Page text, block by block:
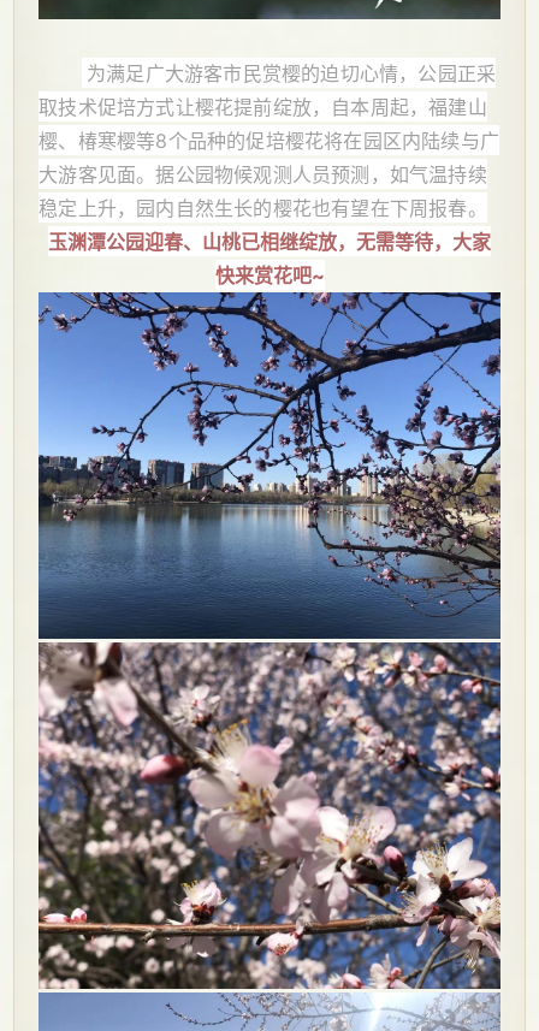
为满足广大游客市民赏樱的迫切心情，公园正采
取技术促培方式让樱花提前绽放，自本周起，福建山
樱、椿寒樱等8个品种的促培樱花将在园区内陆续与广
大游客见面。据公园物候观测人员预测，如气温持续
稳定上升，园内自然生长的樱花也有望在下周报春。
玉渊潭公园迎春、山桃已相继绽放，无需等待，大家
快来赏花吧~